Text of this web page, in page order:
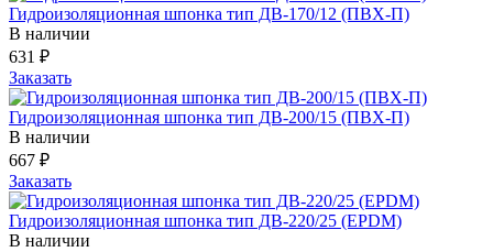
Гидроизоляционная шпонка тип ДВ-170/12 (ПВХ-П)
В наличии
631 ₽
Заказать
Гидроизоляционная шпонка тип ДВ-200/15 (ПВХ-П)
В наличии
667 ₽
Заказать
Гидроизоляционная шпонка тип ДВ-220/25 (EPDM)
В наличии